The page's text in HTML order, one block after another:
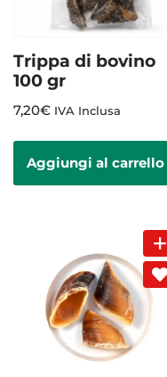
Trippa di bovino
100 gr
7,20€ IVA Inclusa
Aggiungi al carrello